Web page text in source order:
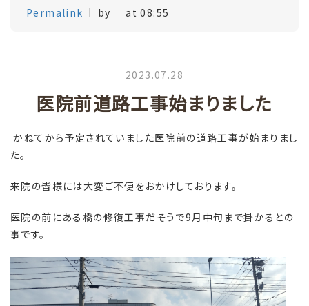
Permalink by at 08:55
2023.07.28
医院前道路工事始まりました
かねてから予定されていました医院前の道路工事が始まりまし
た。
来院の皆様には大変ご不便をおかけしております。
医院の前にある橋の修復工事だそうで9月中旬まで掛かるとの
事です。